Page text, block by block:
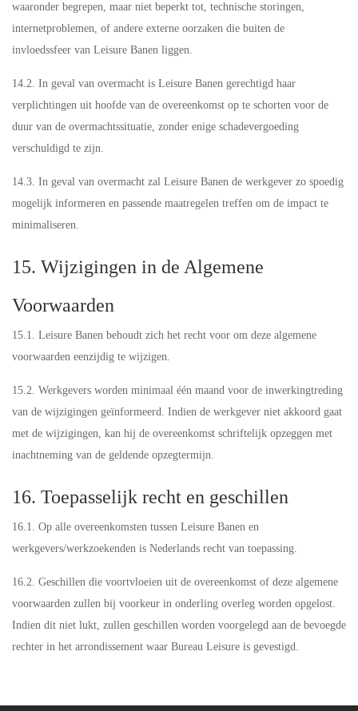
waaronder begrepen, maar niet beperkt tot, technische storingen,
internetproblemen, of andere externe oorzaken die buiten de
invloedssfeer van Leisure Banen liggen.
14.2. In geval van overmacht is Leisure Banen gerechtigd haar
verplichtingen uit hoofde van de overeenkomst op te schorten voor de
duur van de overmachtssituatie, zonder enige schadevergoeding
verschuldigd te zijn.
14.3. In geval van overmacht zal Leisure Banen de werkgever zo spoedig
mogelijk informeren en passende maatregelen treffen om de impact te
minimaliseren.
15. Wijzigingen in de Algemene
Voorwaarden
15.1. Leisure Banen behoudt zich het recht voor om deze algemene
voorwaarden eenzijdig te wijzigen.
15.2. Werkgevers worden minimaal één maand voor de inwerkingtreding
van de wijzigingen geïnformeerd. Indien de werkgever niet akkoord gaat
met de wijzigingen, kan hij de overeenkomst schriftelijk opzeggen met
inachtneming van de geldende opzegtermijn.
16. Toepasselijk recht en geschillen
16.1. Op alle overeenkomsten tussen Leisure Banen en
werkgevers/werkzoekenden is Nederlands recht van toepassing.
16.2. Geschillen die voortvloeien uit de overeenkomst of deze algemene
voorwaarden zullen bij voorkeur in onderling overleg worden opgelost.
Indien dit niet lukt, zullen geschillen worden voorgelegd aan de bevoegde
rechter in het arrondissement waar Bureau Leisure is gevestigd.